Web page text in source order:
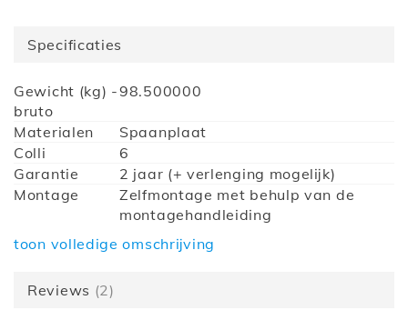
Specificaties
Meer
informatie
Gewicht (kg) -
bruto
98.500000
Materialen
Spaanplaat
Colli
6
Garantie
2 jaar (+ verlenging mogelijk)
Montage
Zelfmontage met behulp van de
montagehandleiding
Hoogte (cm)
Collectie
toon volledige omschrijving
Reviews 2